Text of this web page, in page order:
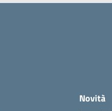
Novità